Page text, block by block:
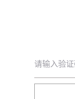
请输入验